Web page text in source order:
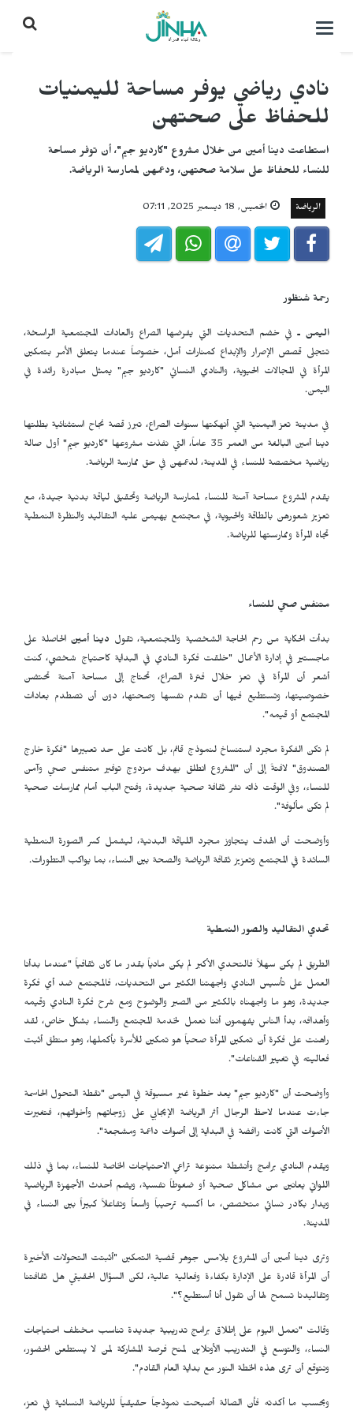
التحكم
نادي رياضي يوفر مساحة لليمنيات
للحفاظ على صحتهن
استطاعت دينا أمين من خلال مشروع "كارديو جيم"، أن توفر مساحة
للنساء للحفاظ على سلامة صحتهن، ودعمهن لممارسة الرياضة.
الرياضة الخميس, 18 ديسمبر 2025, 07:11
رحمة شنظور
اليمن ـ في خضم التحديات التي يفرضها الصراع والعادات المجتمعية الراسخة،
تتجلى قصص الإصرار والإبداع كمنارات أمل، خصوصاً عندما يتعلق الأمر بتمكين
المرأة في المجالات الحيوية، والنادي النسائي "كارديو جيم" يمثل مبادرة رائدة في
اليمن.
في مدينة تعز اليمنية التي أنهكتها سنوات الصراع، تبرز قصة نجاح استثنائية بطلتها
دينا أمين البالغة من العمر 35 عاماً، التي نفذت مشروعها "كارديو جيم" أول صالة
رياضية مخصصة للنساء في المدينة، لدعمهن في حق ممارسة الرياضة.
يقدم المشروع مساحة آمنة للنساء لممارسة الرياضة وتحقيق لياقة بدنية جيدة، مع
تعزيز شعورهن بالطاقة والحيوية، في مجتمع يهيمن عليه التقاليد والنظرة النمطية
تجاه المرأة وممارستها للرياضة.
متنفس صحي للنساء
بدأت الحكاية من رحم الحاجة الشخصية والمجتمعية، تقول دينا أمين الحاصلة على
ماجستير في إدارة الأعمال "خلقت فكرة النادي في البداية كاحتياج شخصي، كنت
أشعر أن المرأة في تعز خلال فترة الصراع، تحتاج إلى مساحة آمنة تحتضن
خصوصيتها، وتستطيع فيها أن تقدم نفسها وصحتها، دون أن تصطدم بعادات
المجتمع أو قيمه".
لم تكن الفكرة مجرد استنساخ لنموذج قائم، بل كانت على حد تعبيرها "فكرة خارج
الصندوق" لافتةً إلى أن "المشروع انطلق بهدف مزدوج توفير متنفس صحي وآمن
للنساء، وفي الوقت ذاته نشر ثقافة صحية جديدة، وفتح الباب أمام ممارسات صحية
لم تكن مألوفة".
وأوضحت أن الهدف يتجاوز مجرد اللياقة البدنية، ليشمل كسر الصورة النمطية
السائدة في المجتمع وتعزيز ثقافة الرياضة والصحة بين النساء، بما يواكب التطورات.
تحدي التقاليد والصور النمطية
الطريق لم يكن سهلاً فالتحدي الأكبر لم يكن مادياً بقدر ما كان ثقافياً "عندما بدأنا
العمل على تأسيس النادي واجهتنا الكثير من التحديات، فالمجتمع ضد أي فكرة
جديدة، وهو ما واجهناه بالكثير من الصبر والوضوح ومع شرح فكرة النادي وقيمه
وأهدافه، بدأ الناس يفهمون أننا نعمل لخدمة المجتمع والنساء بشكل خاص، لقد
راهنت على فكرة أن تمكين المرأة صحياً هو تمكين للأسرة بأكملها، وهو منطق أثبت
فعاليته في تغيير القناعات".
وأوضحت أن "كارديو جيم" يعد خطوة غير مسبوقة في اليمن "نقطة التحول الحاسمة
جاءت عندما لاحظ الرجال أثر الرياضة الإيجابي على زوجاتهم وأخواتهم، فتغيرت
الأصوات التي كانت رافضة في البداية إلى أصوات داعمة ومشجعة".
ويقدم النادي برامج وأنشطة متنوعة تراعي الاحتياجات الخاصة للنساء، بما في ذلك
اللواتي يعانين من مشاكل صحية أو ضغوطاً نفسية، ويضم أحدث الأجهزة الرياضية
ويدار بكادر نسائي متخصص، ما أكسبه ترحيباً واسعاً وتفاعلاً كبيراً بين النساء في
المدينة.
وترى دينا أمين أن المشروع يلامس جوهر قضية التمكين "أثبتت التحولات الأخيرة
أن المرأة قادرة على الإدارة بكفاءة وفعالية عالية، لكن السؤال الحقيقي هل ثقافتنا
وتقاليدنا تسمح لها أن تقول أنا أستطيع؟".
وقالت "نعمل اليوم على إطلاق برامج تدريبية جديدة تناسب مختلف احتياجات
النساء، والتوسع في التدريب الأونلاين لمنح فرصة المشاركة لمن لا يستطعن الحضور،
ونتوقع أن ترى هذه الخطة النور مع بداية العام القادم".
وبحسب ما أكدته فأن الصالة أصبحت نموذجاً حقيقياً للرياضة النسائية في تعز،